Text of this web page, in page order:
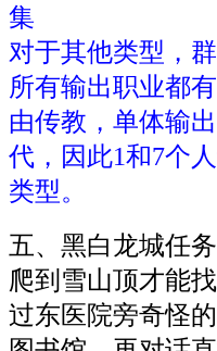
集
对于其他类型，
所有输出职业都
由传教，单体输
代，因此1和7个
类型。
五、黑白龙城任
爬到雪山顶才能
过东医院旁奇怪